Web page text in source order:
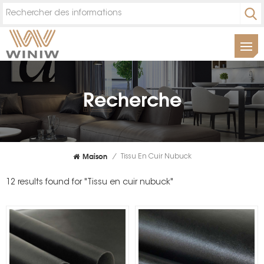
Recherche
Maison / Tissu En Cuir Nubuck
12 results found for "Tissu en cuir nubuck"